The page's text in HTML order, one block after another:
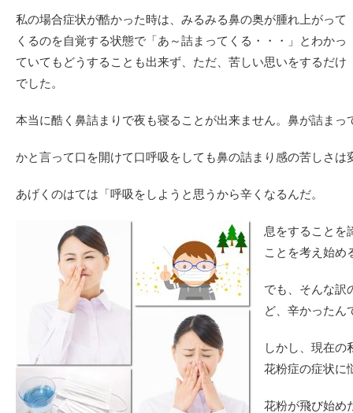
私の場合症状が酷かった時は、みるみる鼻の奥が腫れ上がって
くるのを自覚する状態で「あ～詰まってくる・・・」とわかっ
ていてもどうすることも出来ず、ただ、苦しい思いをするだけ
でした。
本当に酷く鼻詰まりで夜も寝ることが出来ません。鼻が詰まっ
かと言って口を開けて口呼吸をしても鼻の詰まり感の苦しさは
あげくのはては「呼吸をしようと思うから辛くなるんだ。
息をすることを
ことを考え始め
でも、そんな訳
ど、辛かったん
しかし、現在の
花粉症の症状に
花粉が飛び始め